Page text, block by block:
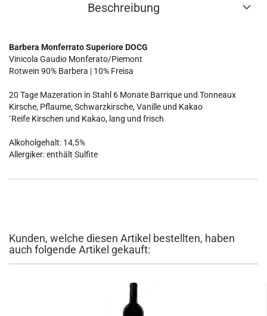
Beschreibung
Barbera Monferrato Superiore DOCG
Vinicola Gaudio Monferato/Piemont
Rotwein 90% Barbera | 10% Freisa
20 Tage Mazeration in Stahl 6 Monate Barrique und Tonneaux
Kirsche, Pflaume, Schwarzkirsche, Vanille und Kakao
´Reife Kirschen und Kakao, lang und frisch
Alkoholgehalt: 14,5%
Allergiker: enthält Sulfite
Kunden, welche diesen Artikel bestellten, haben
auch folgende Artikel gekauft: